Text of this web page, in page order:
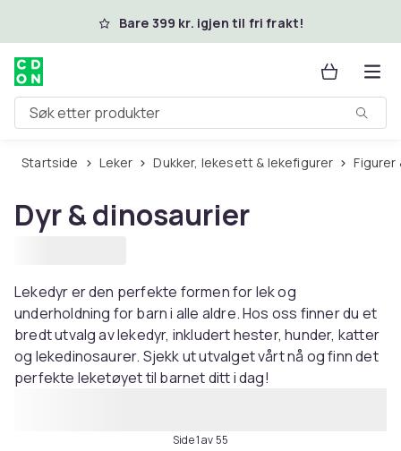
Hopp til hovedinnholdBare 399 kr. igjen til fri frakt!
Søk etter produkter
Startside Leker Dukker, lekesett & lekefigurer
Dyr & dinosaurier
Lekedyr er den perfekte formen for lek og
underholdning for barn i alle aldre. Hos oss finner du et
bredt utvalg av lekedyr, inkludert hester, hunder, katter
og lekedinosaurer. Sjekk ut utvalget vårt nå og finn det
perfekte leketøyet til barnet ditt i dag!
Side 1 av 55